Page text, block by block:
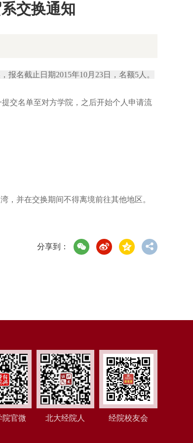
交换通知
报名截止日期2015年10月23日，名额5人。
交名单至对方学院，之后开始个人申请流
，并在交换期间不得离境前往其他地区。
分享到：
院官微 北大经院人 经院校友会